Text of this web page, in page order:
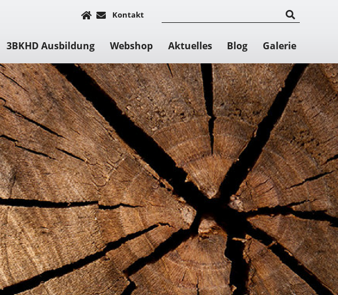
Kontakt
3BKHD Ausbildung Webshop Aktuelles Blog Galerie